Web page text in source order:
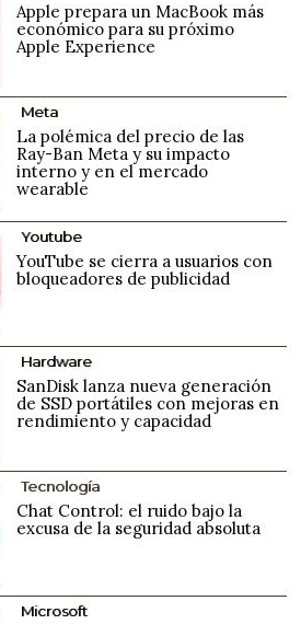
Apple prepara un MacBook más
económico para su próximo
Apple Experience
Meta
La polémica del precio de las
Ray-Ban Meta y su impacto
interno y en el mercado
wearable
Youtube
YouTube se cierra a usuarios con
bloqueadores de publicidad
Hardware
SanDisk lanza nueva generación
de SSD portátiles con mejoras en
rendimiento y capacidad
Tecnología
Chat Control: el ruido bajo la
excusa de la seguridad absoluta
Microsoft